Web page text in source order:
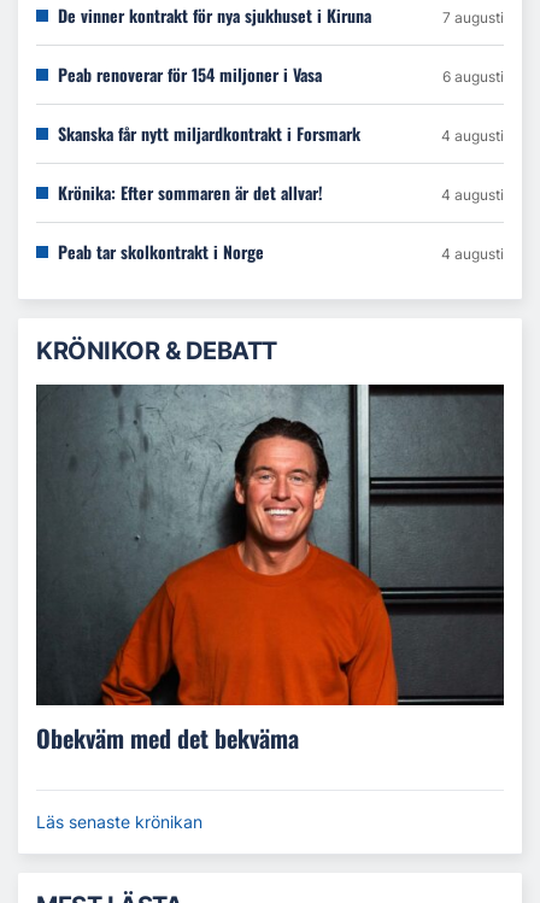
De vinner kontrakt för nya sjukhuset i Kiruna 7 augusti
Peab renoverar för 154 miljoner i Vasa 6 augusti
Skanska får nytt miljardkontrakt i Forsmark 4 augusti
Krönika: Efter sommaren är det allvar! 4 augusti
Peab tar skolkontrakt i Norge 4 augusti
KRÖNIKOR & DEBATT
Obekväm med det bekväma
Läs senaste krönikan